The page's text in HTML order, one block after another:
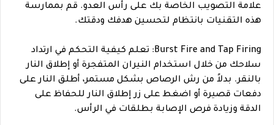
علامة التصويب الخاصة بك على رأس العدو. قم بممارسة
هذه التقنيات بانتظام لتحسين هدفك ودقتك.
Burst Fire and Tap Firing: تعلم كيفية التحكم في ارتداد
سلاحك من خلال استخدام النيران المتفجرة أو إطلاق النار
بالنقر. بدلاً من رش الرصاص بشكل مستمر، أطلق النار على
دفعات قصيرة أو اضغط على زر إطلاق النار للحفاظ على
الدقة وزيادة فرص الإصابة بطلقات في الرأس.